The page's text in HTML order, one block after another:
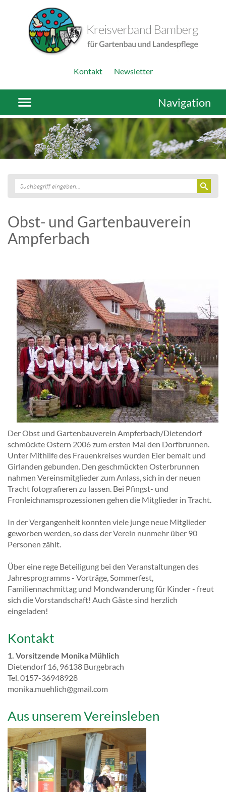
Kontakt Newsletter
Navigation
Obst- und Gartenbauverein
Ampferbach
Der Obst und Gartenbauverein Ampferbach/Dietendorf
schmückte Ostern 2006 zum ersten Mal den Dorfbrunnen.
Unter Mithilfe des Frauenkreises wurden Eier bemalt und
Girlanden gebunden. Den geschmückten Osterbrunnen
nahmen Vereinsmitglieder zum Anlass, sich in der neuen
Tracht fotografieren zu lassen. Bei Pfingst- und
Fronleichnamsprozessionen gehen die Mitglieder in Tracht.
In der Vergangenheit konnten viele junge neue Mitglieder
geworben werden, so dass der Verein nunmehr über 90
Personen zählt.
Über eine rege Beteiligung bei den Veranstaltungen des
Jahresprogramms - Vorträge, Sommerfest,
Familiennachmittag und Mondwanderung für Kinder - freut
sich die Vorstandschaft! Auch Gäste sind herzlich
eingeladen!
Kontakt
1. Vorsitzende Monika Mühlich
Dietendorf 16, 96138 Burgebrach
Tel. 0157-36948928
monika.muehlich@gmail.com
Aus unserem Vereinsleben